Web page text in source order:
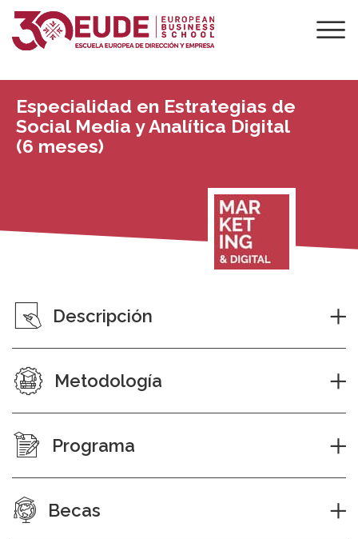
Especialidad en Estrategias de
Social Media y Analítica Digital
(6 meses)
Descripción
Metodología
Programa
Becas